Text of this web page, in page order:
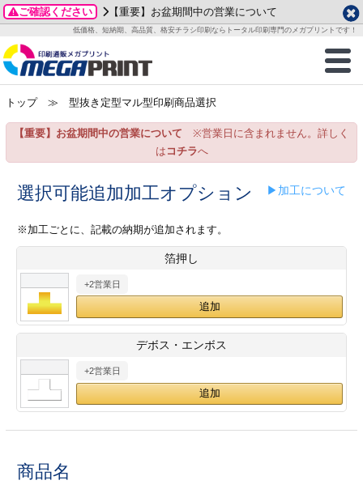
ご確認ください 【重要】お盆期間中の営業について
低価格、短納期、高品質、格安チラシ印刷ならトータル印刷専門のメガプリントです！
商品一覧
グッズ
ステッカー
ックカード印刷
業ツール印刷
＆盛り上げ印刷
ご利用ガイド
お客様へ
いて
方法
/送料について
刷
カード印刷
ックカード名刺
ムカード
型マル型印刷
ード印刷
印刷
データ作成ガイド
成前に
ガイド
加工指示ガイド
テンプレート
ード印刷
名刺印刷
ックカード
ード印刷
印刷
形マル型
印刷
一覧
わせ
り
プル請求
2026年 8月
月
火 水 木 金
土
1
3
4 5 6 7
8
15
24
25 26 27
29
土
1
2 3
8 9 10 11
12
14
15 16 17 18
19
25
26
28
29 30
トップ≫ 型抜き定型マル型印刷商品選択
【重要】お盆期間中の営業について ※営業日に含まれません。詳しく
は コチラへ
選択可能追加加工オプション ▶加工について
※加工ごとに、記載の納期が追加されます。
箔押し
+2営業日
デボス・エンボス
+2営業日
商品名